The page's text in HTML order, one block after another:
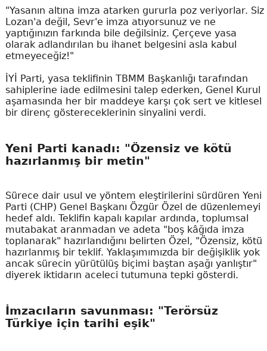
"Yasanın altına imza atarken gururla poz veriyorlar. Siz
Lozan'a değil, Sevr'e imza atıyorsunuz ve ne
yaptığınızın farkında bile değilsiniz. Çerçeve yasa
olarak adlandırılan bu ihanet belgesini asla kabul
etmeyeceğiz!"
İYİ Parti, yasa teklifinin TBMM Başkanlığı tarafından
sahiplerine iade edilmesini talep ederken, Genel Kurul
aşamasında her bir maddeye karşı çok sert ve kitlesel
bir direnç göstereceklerinin sinyalini verdi.
Yeni Parti kanadı: "Özensiz ve kötü
hazırlanmış bir metin"
Sürece dair usul ve yöntem eleştirilerini sürdüren Yeni
Parti (CHP) Genel Başkanı Özgür Özel de düzenlemeyi
hedef aldı. Teklifin kapalı kapılar ardında, toplumsal
mutabakat aranmadan ve adeta "boş kâğıda imza
toplanarak" hazırlandığını belirten Özel, "Özensiz, kötü
hazırlanmış bir teklif. Yaklaşımımızda bir değişiklik yok
ancak sürecin yürütülüş biçimi baştan aşağı yanlıştır"
diyerek iktidarın aceleci tutumuna tepki gösterdi.
İmzacıların savunması: "Terörsüz
Türkiye için tarihi eşik"